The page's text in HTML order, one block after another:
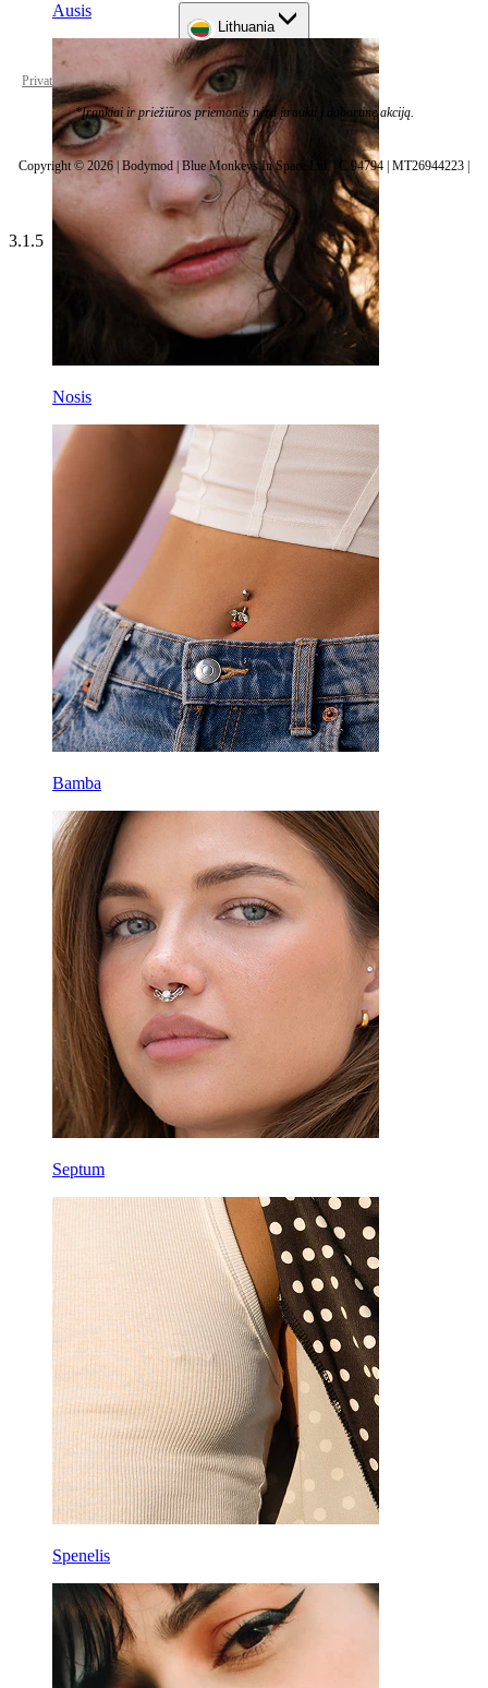
Ausis
Nosis
Bamba
Septum
Spenelis
Lithuania
Privatumo politika Slapukų nustatymai
*Įrankiai ir priežiūros priemonės nėra įtraukti į dabartinę akciją.
Copyright © 2026 | Bodymod | Blue Monkeys In Space Ltd. | C 94794 | MT26944223 |
3.1.5